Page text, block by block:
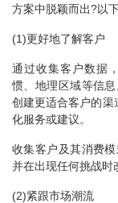
方案中脱颖而出?以
(1)更好地了解客户
通过收集客户数据
惯、地理区域等信
创建更适合客户的渠
化服务或建议。
收集客户及其消费
并在出现任何挑战时
(2)紧跟市场潮流